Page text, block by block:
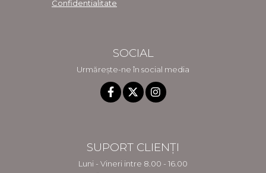
Confidentialitate
SOCIAL
Urmărește-ne în social media
SUPORT CLIENȚI
Luni - Vineri intre 8.00 - 16.00